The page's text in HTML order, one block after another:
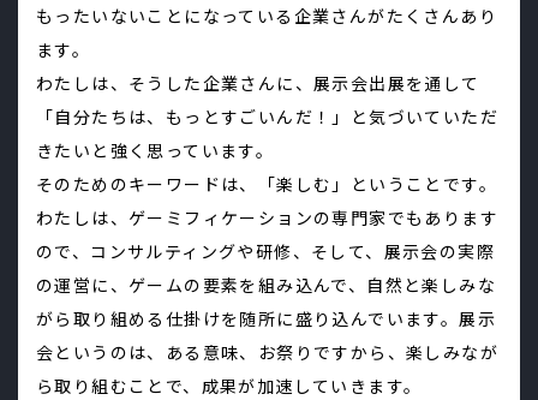
もったいないことになっている企業さんがたくさんあり
ます。
わたしは、そうした企業さんに、展示会出展を通して
「自分たちは、もっとすごいんだ！」と気づいていただ
きたいと強く思っています。
そのためのキーワードは、「楽しむ」ということです。
わたしは、ゲーミフィケーションの専門家でもあります
ので、コンサルティングや研修、そして、展示会の実際
の運営に、ゲームの要素を組み込んで、自然と楽しみな
がら取り組める仕掛けを随所に盛り込んでいます。展示
会というのは、ある意味、お祭りですから、楽しみなが
ら取り組むことで、成果が加速していきます。